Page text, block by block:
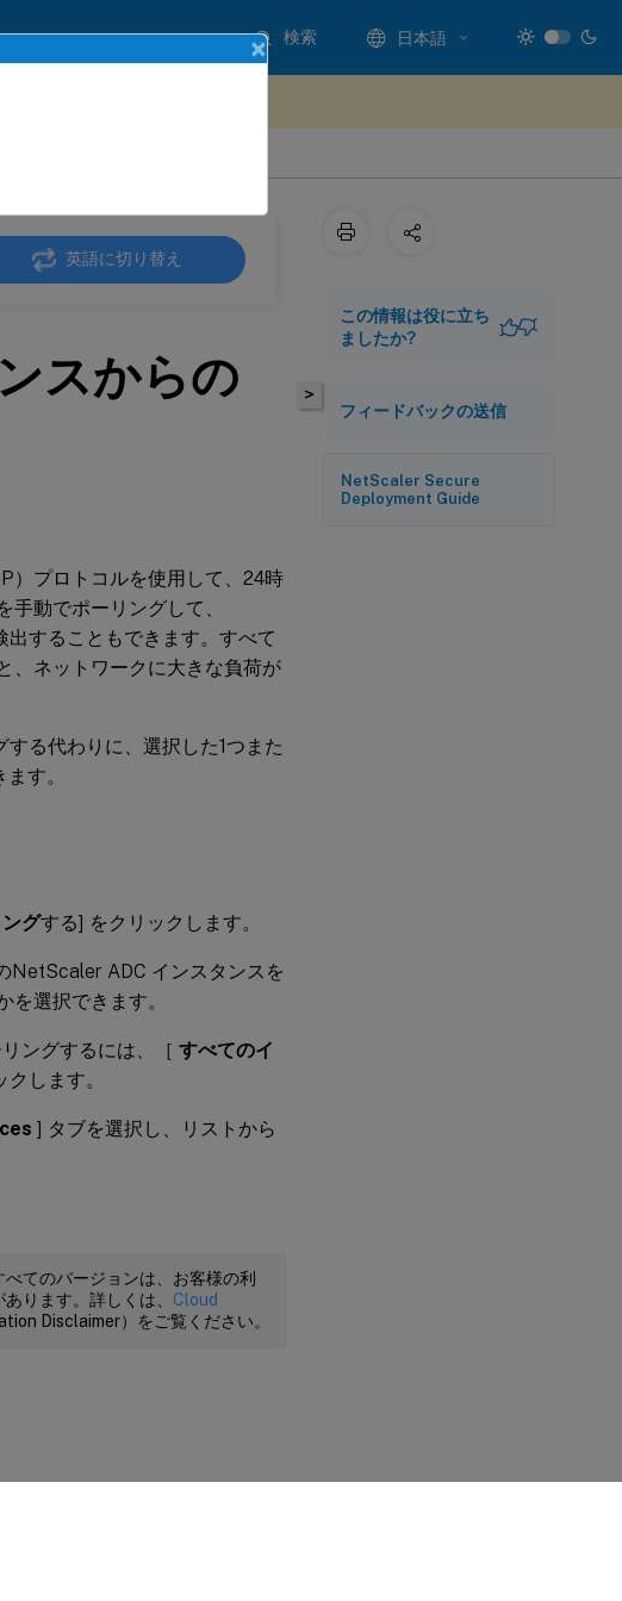
検索 日本語
英語に切り替え
スからの
）プロトコルを使用して、24時
動でポーリングして、
することもできます。すべて
、ネットワークに大きな負荷が
る代わりに、選択した1つまた
す。
グする] をクリックします。
NetScaler ADC インスタンスを
選択できます。
ングするには、［ すべてのイ
します。
] タブを選択し、リストから
てのバージョンは、お客様の利
ります。詳しくは、 Cloud
Disclaimer）をご覧ください。
>
この情報は役に立ち
ましたか?
フィードバックの送信
NetScaler Secure
Deployment Guide
×